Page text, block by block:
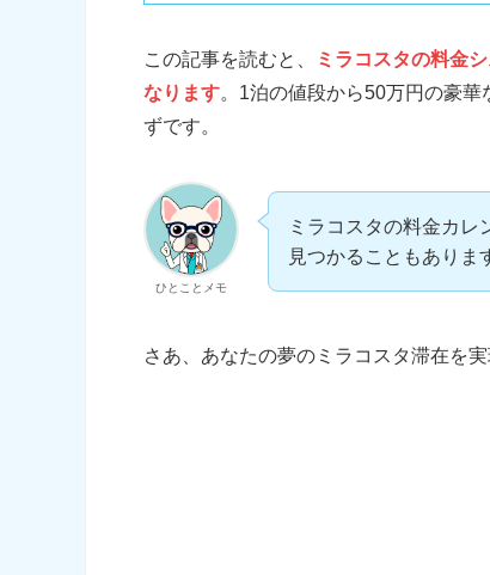
この記事を読むと、
ミラコスタの料金
なります。1泊の値段から50万円の豪
ずです。
ひとことメモ
ミラコスタの料金カ
見つかることもありま
さあ、あなたの夢のミラコスタ滞在を